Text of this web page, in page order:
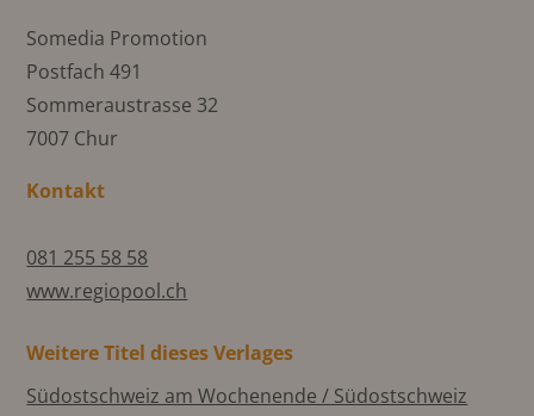
Somedia Promotion
Postfach 491
Sommeraustrasse 32
7007 Chur
Kontakt
081 255 58 58
www.regiopool.ch
Weitere Titel dieses Verlages
Südostschweiz am Wochenende / Südostschweiz